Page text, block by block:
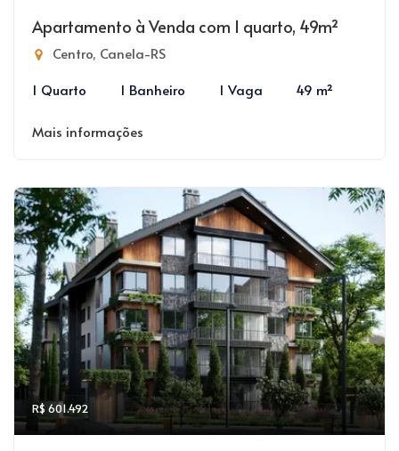
Apartamento à Venda com 1 quarto, 49m²
Centro, Canela-RS
1 Quarto
1 Banheiro 1 Vaga 49 m²
Mais informações
R$ 601.492